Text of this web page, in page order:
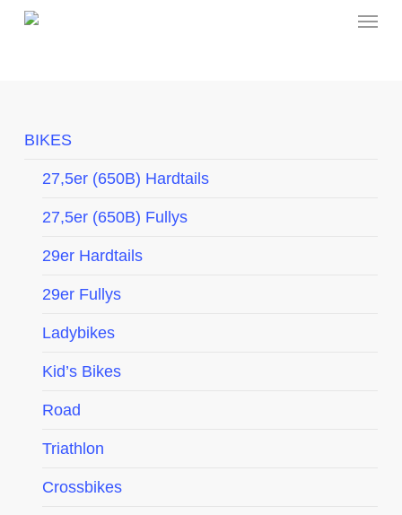
Menu
BIKES
27,5er (650B) Hardtails
27,5er (650B) Fullys
29er Hardtails
29er Fullys
Ladybikes
Kid’s Bikes
Road
Triathlon
Crossbikes